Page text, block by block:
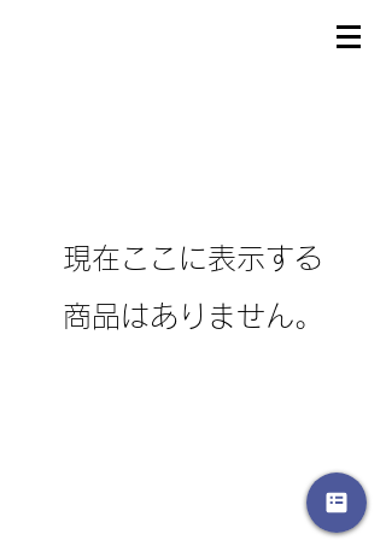
現在ここに表示する
商品はありません。